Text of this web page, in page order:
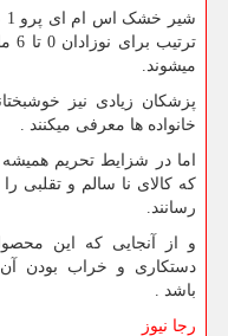
میشوند.
پزشکان زیادی نیز
خانواده ها معرفی میکنند
اما در شزایط تحریم همیشه
که کالای نا سالم و
رسانند.
و از آنجایی که این
دستکاری و خراب بودن آن
باشد
رجا نیوز